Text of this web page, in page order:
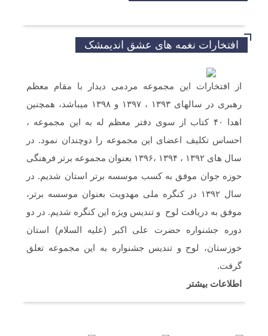
سلام و ارادت. بله از طریق خط تلفن شما در
سلام خسته نباشین فایل صوتی بیکلام سرود
حجاب فاطمی رو می خواستم .(دختران
افتخارات نغمه های عشق اندیمشک
از افتخارات این مجموعه مردمی دیدار با مقام معظم
رهبری در سالهای ۱۳۹۳ ، ۱۳۹۷ و ۱۳۹۸ میباشد، همچنین
اهدا ۴۰ کتاب از سوی دفتر معظم له به این مجموعه ،
احساس تکلیف اعضای این مجموعه را دوچندان نمود. در
سال های ۱۳۹۲ ، ۱۳۹۴ ،۱۳۹۶ بعنوان مجموعه برتر فرهنگی
حوزه جوان موفق به کسب موسسه برتر استان شدیم. در
سال ۱۳۹۲ در کنگره ملی مهدویت بعنوان موسسه برتر،
موفق به دریافت لوح و تندیس ویژه این کنگره شدیم. در دو
دوره جشنواره حضرت علی اکبر (علیه السلام) استان
خوزستان، لوح و تندیس جشنواره به این مجموعه تعلق
گرفت.
اطلاعات بیشتر